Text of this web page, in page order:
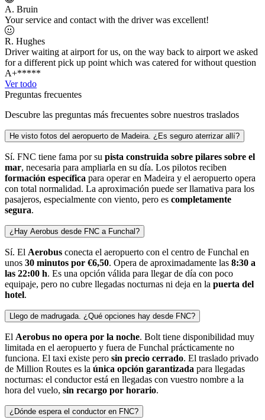
A. Bruin
Your service and contact with the driver was excellent!
R. Hughes
Driver waiting at airport for us, on the way back to airport we asked
for a different pick up point which was catered for without question
A+*****
Ver todo
Preguntas frecuentes
Descubre las preguntas más frecuentes sobre nuestros traslados
He visto fotos del aeropuerto de Madeira. ¿Es seguro aterrizar allí?
Sí. FNC tiene fama por su pista construida sobre pilares sobre el
mar, necesaria para ampliarla en su día. Los pilotos reciben
formación específica para operar en Madeira y el aeropuerto opera
con total normalidad. La aproximación puede ser llamativa para los
pasajeros, especialmente con viento, pero es completamente
segura.
¿Hay Aerobus desde FNC a Funchal?
Sí. El Aerobus conecta el aeropuerto con el centro de Funchal en
unos 30 minutos por €6,50. Opera de aproximadamente las 8:30 a
las 22:00 h. Es una opción válida para llegar de día con poco
equipaje, pero no cubre llegadas nocturnas ni deja en la puerta del
hotel.
Llego de madrugada. ¿Qué opciones hay desde FNC?
El Aerobus no opera por la noche. Bolt tiene disponibilidad muy
limitada en el aeropuerto y fuera de Funchal prácticamente no
funciona. El taxi existe pero sin precio cerrado. El traslado privado
de Million Routes es la única opción garantizada para llegadas
nocturnas: el conductor está en llegadas con vuestro nombre a la
hora del vuelo, sin recargo por horario.
¿Dónde espera el conductor en FNC?